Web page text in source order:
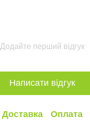
Додайте перший відгук
Написати відгук
Доставка Оплата